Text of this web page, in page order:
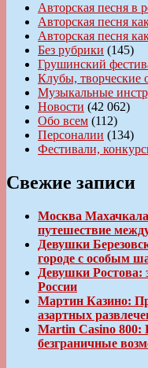
Авторская песня в
Авторская песня
Авторская песня
Без рубрики (145)
Грушинский
Клубы, творческие
Музыкальные
Новости (42 062)
Обо всем (112)
Персоналии (134)
Фестивали,
Свежие записи
Москва
путешествие
Девушки
городе с особым
Девушки Ростова:
России
Мартин Казино:
азартных
Martin Casino 800:
безграничные